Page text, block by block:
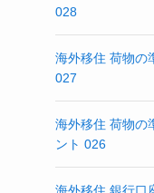
028
海外移住 荷物の
027
海外移住 荷物の
ント 026